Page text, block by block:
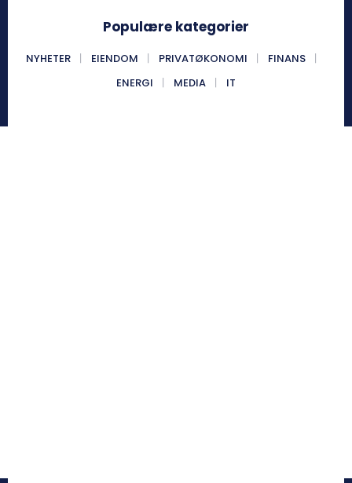
Populære kategorier
NYHETER EIENDOM PRIVATØKONOMI
FINANS
ENERGI
MEDIA IT